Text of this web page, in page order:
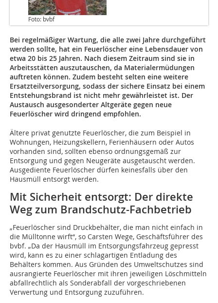
Foto: bvbf
Bei regelmäßiger Wartung, die alle zwei Jahre durchgeführt
werden sollte, hat ein Feuerlöscher eine Lebensdauer von
etwa 20 bis 25 Jahren. Nach diesem Zeitraum sind sie in
Arbeitsstätten auszutauschen, da Materialermüdungen
auftreten können. Zudem besteht selten eine weitere
Ersatzteilversorgung, sodass der sichere Einsatz bei einem
Entstehungsbrand ist nicht mehr gewährleistet ist. Der
Austausch ausgesonderter Altgeräte gegen neue
Feuerlöscher wird dringend empfohlen.
Ältere privat genutzte Feuerlöscher, die zum Beispiel in
Wohnungen, Heizungskellern, Ferienhäusern oder Autos
vorhanden sind, sollten ebenso ordnungsgemäß zur
Entsorgung und gegen Neugeräte ausgetauscht werden.
Ausgediente Feuerlöscher dürfen keinesfalls über den
Hausmüll entsorgt werden.
Mit Sicherheit entsorgt: Der direkte
Weg zum Brandschutz-Fachbetrieb
„Feuerlöscher sind Druckbehälter, die man nicht einfach in
die Mülltonne wirft“, so Carsten Wege, Geschäftsführer des
bvbf. „Da der Hausmüll im Entsorgungsfahrzeug gepresst
wird, kann es zu einer schlagartigen Entladung des
Behälters kommen. Aus Gründen des Umweltschutzes sind
ausrangierte Feuerlöscher mit ihren jeweiligen Löschmitteln
abfallrechtlich als Sonderabfall der vorgeschriebenen
Verwertung und Entsorgung zuzuführen.